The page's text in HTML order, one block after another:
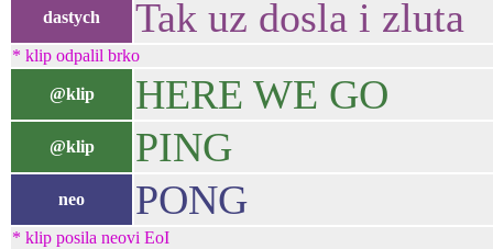
dastych Tak uz dosla i zluta
* klip odpalil brko
@klip HERE WE GO
@klip PING
neo PONG
* klip posila neovi EoI